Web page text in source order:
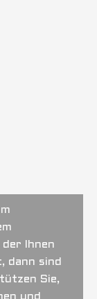
Ihnen
dann sind
Sie,
und